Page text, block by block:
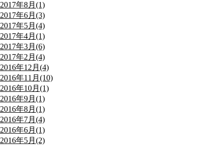
2017年8月(1)
2017年6月(3)
2017年5月(4)
2017年4月(1)
2017年3月(6)
2017年2月(4)
2016年12月(4)
2016年11月(10)
2016年10月(1)
2016年9月(1)
2016年8月(1)
2016年7月(4)
2016年6月(1)
2016年5月(2)